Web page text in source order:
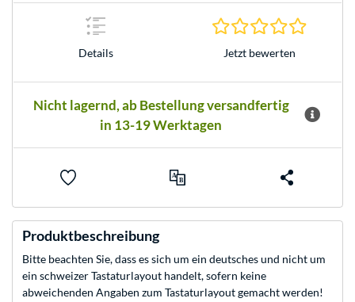
Details Jetzt bewerten
Nicht lagernd, ab Bestellung versandfertig
in 13-19 Werktagen
Produktbeschreibung
Bitte beachten Sie, dass es sich um ein deutsches und nicht um
ein schweizer Tastaturlayout handelt, sofern keine
abweichenden Angaben zum Tastaturlayout gemacht werden!